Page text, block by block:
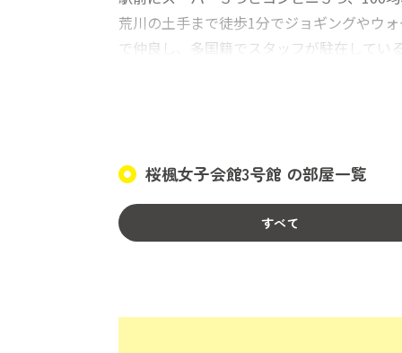
荒川の土手まで徒歩1分でジョギングやウ
で仲良し、多国籍でスタッフが駐在して
桜楓女子会館3号館 の部屋一覧
すべて